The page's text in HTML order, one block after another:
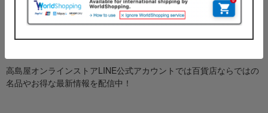
高島屋オンラインストアLINE公式アカウントでは百貨店ならではの
名品やお得な最新情報を配信中！